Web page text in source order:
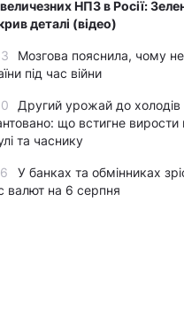
НПЗ в Росії:
деталі (відео)
Мозгова пояснила, чому не
під час війни
Другий урожай до холодів
що встигне вирости
та часнику
У банках та обмінниках
валют на 6 серпня